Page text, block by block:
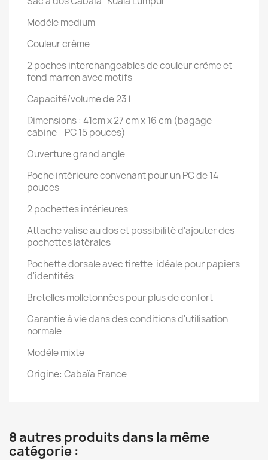
Modèle medium
Couleur crème
2 poches interchangeables de couleur crème et
fond marron avec motifs
Capacité/volume de 23 l
Dimensions : 41cm x 27 cm x 16 cm (bagage
cabine - PC 15 pouces)
Ouverture grand angle
Poche intérieure convenant pour un PC de 14
pouces
2 pochettes intérieures
Attache valise au dos et possibilité d'ajouter des
pochettes latérales
Pochette dorsale avec tirette idéale pour papiers
d'identités
Bretelles molletonnées pour plus de confort
Garantie à vie dans des conditions d'utilisation
normale
Modèle mixte
Origine: Cabaïa France
8 autres produits dans la même
catégorie :